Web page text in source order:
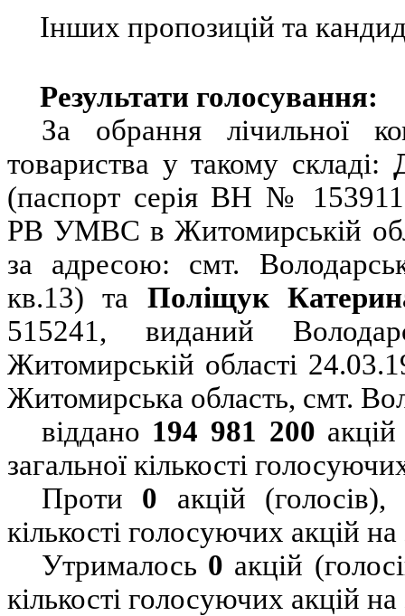
Інших пропозицій та
Результати голосування:
За обрання лічильної
товариства у такому складі:
(паспорт серія ВН №
РВ УМВС в Житомирській
за адресою: смт.
кв.13) та Поліщук
515241, виданий
Житомирській області
Житомирська область, смт.
віддано 194 981 200
загальної кількості
Проти 0 акцій
кількості голосуючих акцій
Утрималось 0 акцій
кількості голосуючих акцій